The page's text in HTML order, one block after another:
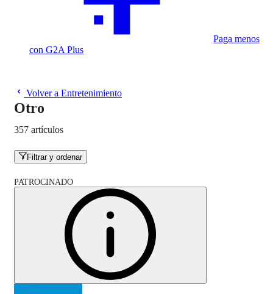
Paga menos
con G2A Plus
Volver a Entretenimiento
Otro
357 artículos
Filtrar y ordenar
PATROCINADO